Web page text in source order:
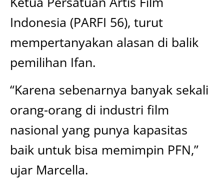
Indonesia (PARFI 56), turut
mempertanyakan alasan di balik
pemilihan Ifan.
“Karena sebenarnya banyak sekali
orang-orang di industri film
nasional yang punya kapasitas
baik untuk bisa memimpin PFN,”
ujar Marcella.